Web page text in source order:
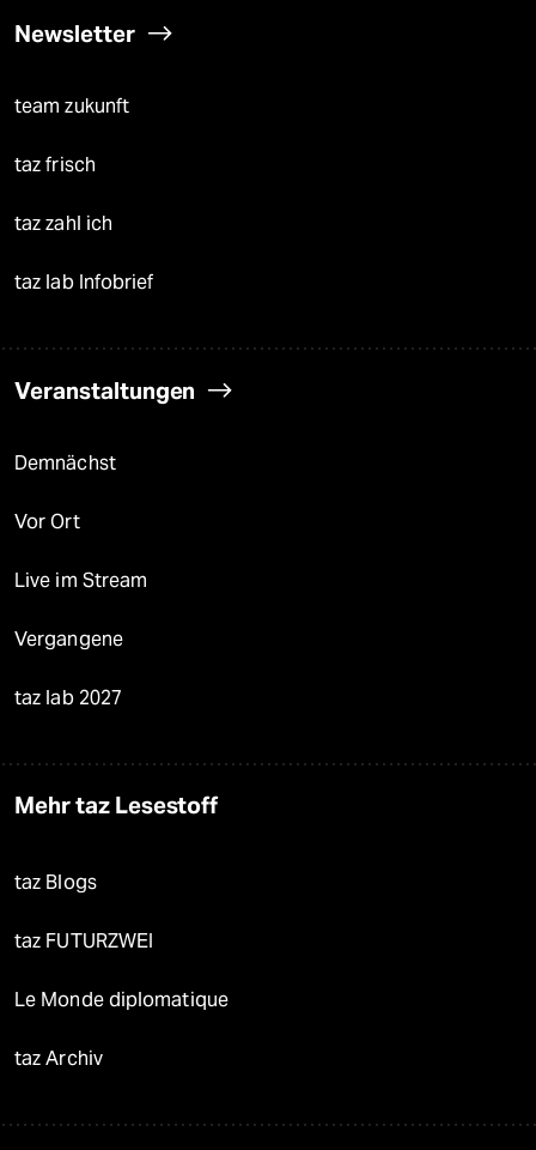
Newsletter
team zukunft
taz frisch
taz zahl ich
taz lab Infobrief
Veranstaltungen
Demnächst
Vor Ort
Live im Stream
Vergangene
taz lab 2027
Mehr taz Lesestoff
taz Blogs
taz FUTURZWEI
Le Monde diplomatique
taz Archiv